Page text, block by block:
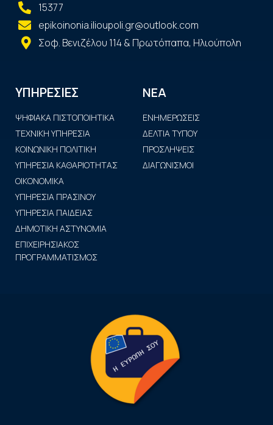
15377
epikoinonia.ilioupoli.gr@outlook.com
Σοφ. Βενιζέλου 114 & Πρωτόπαπα, Ηλιούπολη
ΥΠΗΡΕΣΙΕΣ
ΨΗΦΙΑΚΑ ΠΙΣΤΟΠΟΙΗΤΙΚΑ
ΤΕΧΝΙΚΗ ΥΠΗΡΕΣΙΑ
ΚΟΙΝΩΝΙΚΗ ΠΟΛΙΤΙΚΗ
ΥΠΗΡΕΣΙΑ ΚΑΘΑΡΙΟΤΗΤΑΣ
ΟΙΚΟΝΟΜΙΚΑ
ΥΠΗΡΕΣΙΑ ΠΡΑΣΙΝΟΥ
ΥΠΗΡΕΣΙΑ ΠΑΙΔΕΙΑΣ
ΔΗΜΟΤΙΚΗ ΑΣΤΥΝΟΜΙΑ
ΕΠΙΧΕΙΡΗΣΙΑΚΟΣ
ΠΡΟΓΡΑΜΜΑΤΙΣΜΟΣ
ΝΕΑ
ΕΝΗΜΕΡΩΣΕΙΣ
ΔΕΛΤΙΑ ΤΥΠΟΥ
ΠΡΟΣΛΗΨΕΙΣ
ΔΙΑΓΩΝΙΣΜΟΙ